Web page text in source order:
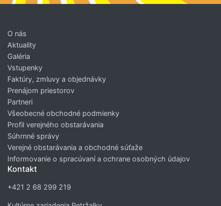
O nás
Aktuality
Galéria
Vstupenky
Faktúry, zmluvy a objednávky
Prenájom priestorov
Partneri
Všeobecné obchodné podmienky
Profil verejného obstarávania
Súhrnné správy
Verejné obstarávania a obchodné súťaže
Informovanie o spracúvaní a ochrane osobných údajov
Kontakt
+421 2 68 299 219